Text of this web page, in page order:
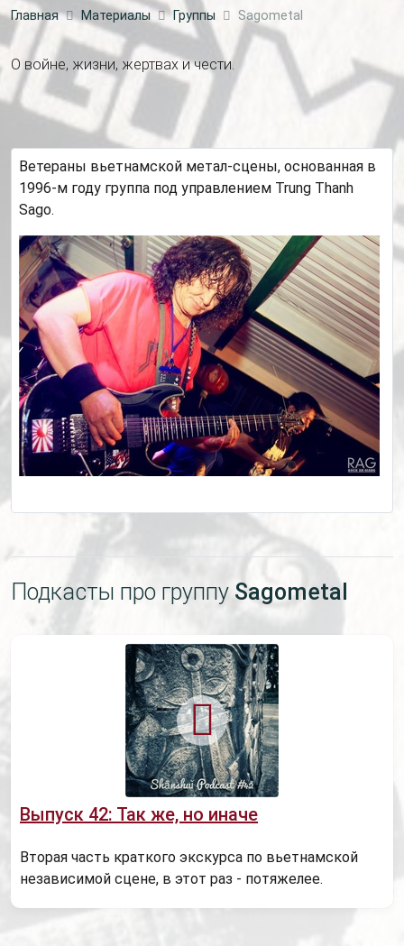
Главная Материалы Группы Sagometal
О войне, жизни, жертвах и чести.
Ветераны вьетнамской метал-сцены, основанная в
1996-м году группа под управлением Trung Thanh
Sago.
Подкасты про группу Sagometal
Выпуск 42: Так же, но иначе
Вторая часть краткого экскурса по вьетнамской
независимой сцене, в этот раз - потяжелее.